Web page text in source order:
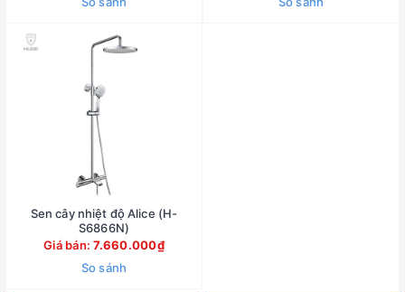
Sen cây nhiệt độ Alice (H-
S6866N)
Giá bán:7.660.000₫
So sánh